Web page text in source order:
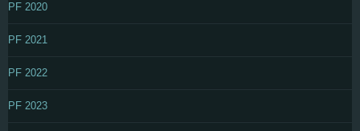
PF 2020
PF 2021
PF 2022
PF 2023